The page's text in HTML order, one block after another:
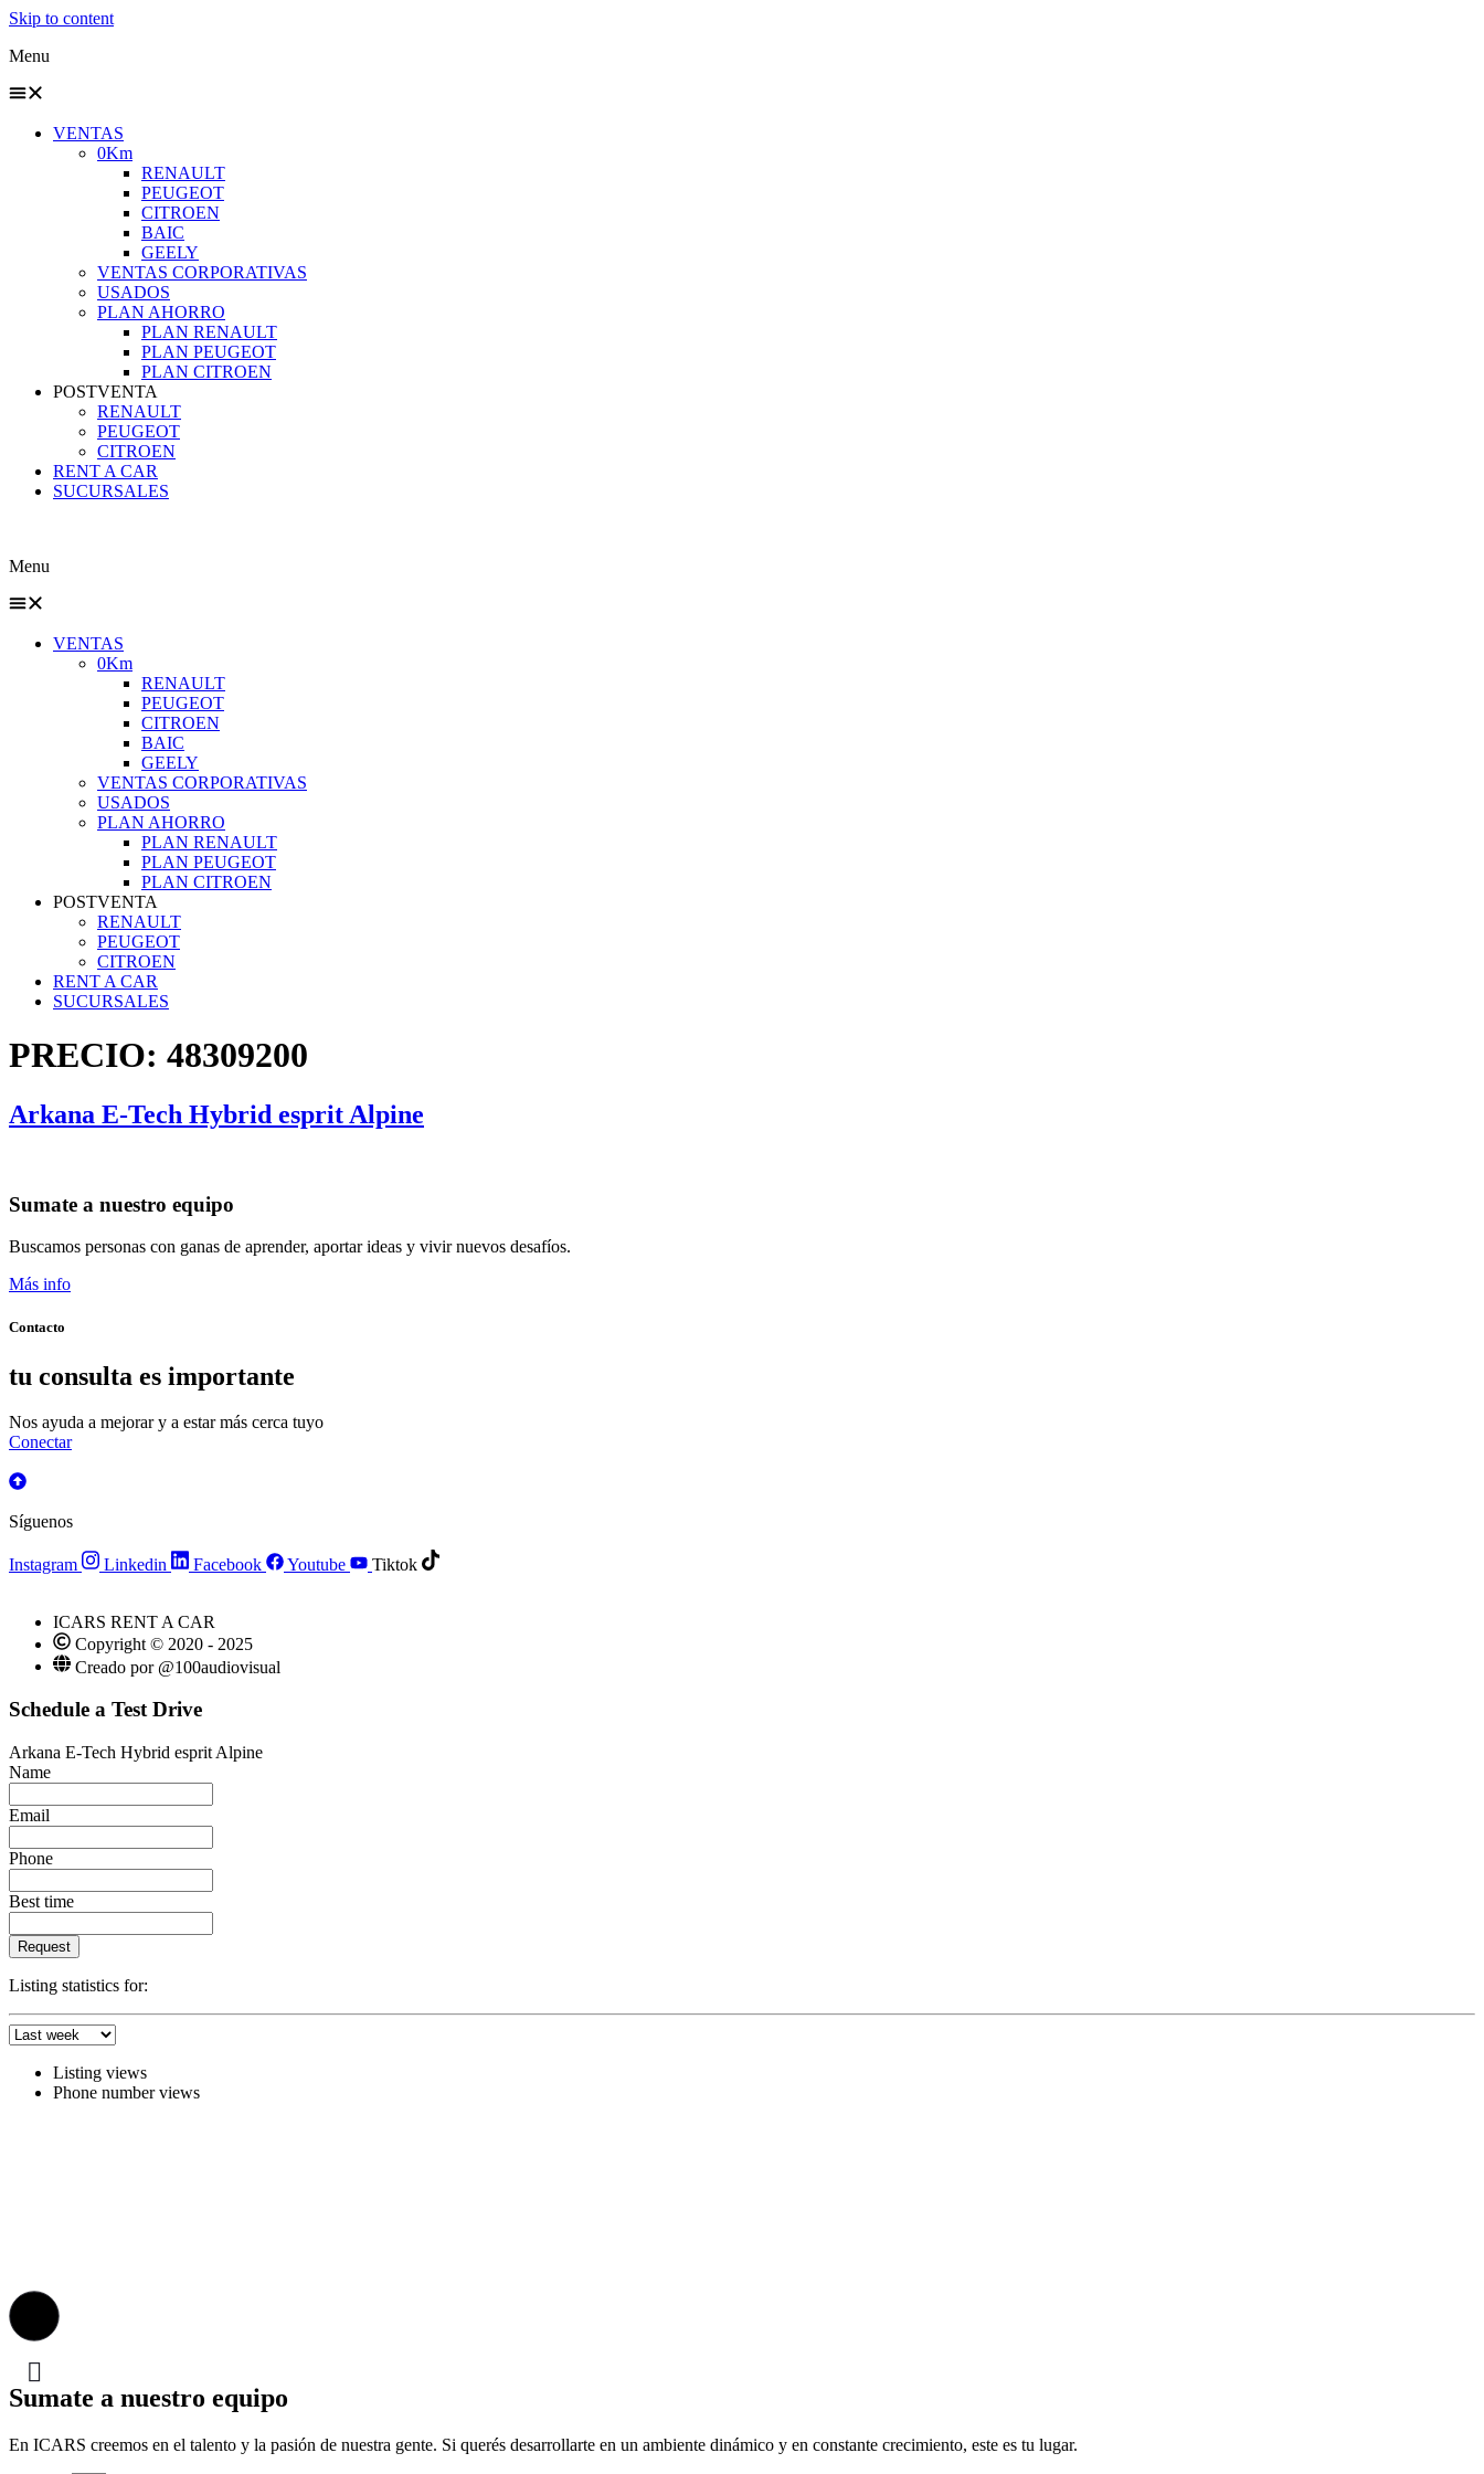
Skip to content
Menu
VENTAS
0Km
RENAULT
PEUGEOT
CITROEN
BAIC
GEELY
VENTAS CORPORATIVAS
USADOS
PLAN AHORRO
PLAN RENAULT
PLAN PEUGEOT
PLAN CITROEN
POSTVENTA
RENAULT
PEUGEOT
CITROEN
RENT A CAR
SUCURSALES
Menu
VENTAS
0Km
RENAULT
PEUGEOT
CITROEN
BAIC
GEELY
VENTAS CORPORATIVAS
USADOS
PLAN AHORRO
PLAN RENAULT
PLAN PEUGEOT
PLAN CITROEN
POSTVENTA
RENAULT
PEUGEOT
CITROEN
RENT A CAR
SUCURSALES
PRECIO: 48309200
Arkana E-Tech Hybrid esprit Alpine
Sumate a nuestro equipo
Buscamos personas con ganas de aprender, aportar ideas y vivir nuevos desafíos.
Más info
Contacto
tu consulta es importante
Nos ayuda a mejorar y a estar más cerca tuyo
Conectar
Síguenos
Instagram Linkedin Facebook Youtube Tiktok
ICARS RENT A CAR
Copyright © 2020 - 2025
Creado por @100audiovisual
Schedule a Test Drive
Arkana E-Tech Hybrid esprit Alpine
Name
Email
Phone
Best time
Request
Listing statistics for:
Listing views
Phone number views
Sumate a nuestro equipo
En ICARS creemos en el talento y la pasión de nuestra gente. Si querés desarrollarte en un ambiente dinámico y en constante crecimiento, este es tu lugar.